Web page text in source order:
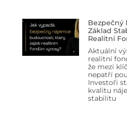
Bezpečný
Základ
Realitní
Aktuální
realitní
že mezi
nepatří
Investoři
kvalitu
stabilitu